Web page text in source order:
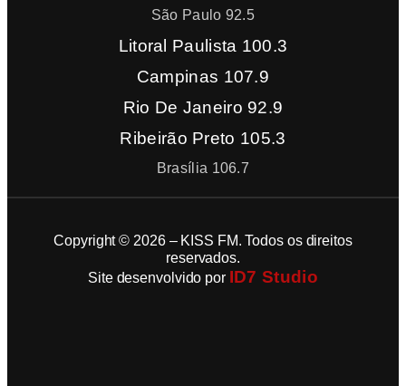
São Paulo 92.5
Litoral Paulista 100.3
Campinas 107.9
Rio De Janeiro 92.9
Ribeirão Preto 105.3
Brasília 106.7
Copyright © 2026 – KISS FM. Todos os direitos
reservados.
Site desenvolvido por ID7 Studio